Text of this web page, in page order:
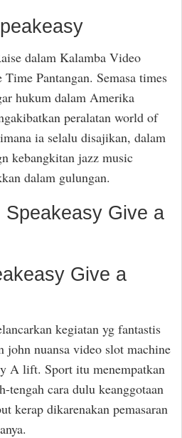
dalam Kalamba Video
Pantangan. Semasa times
hukum dalam Amerika
peralatan world of
ia selalu disajikan, dalam
kebangkitan jazz music
dalam gulungan.
Speakeasy Give a
Give a
kegiatan yg fantastis
john nuansa video slot machine
A lift. Sport itu menempatkan
tengah cara dulu keanggotaan
kerap dikarenakan pemasaran